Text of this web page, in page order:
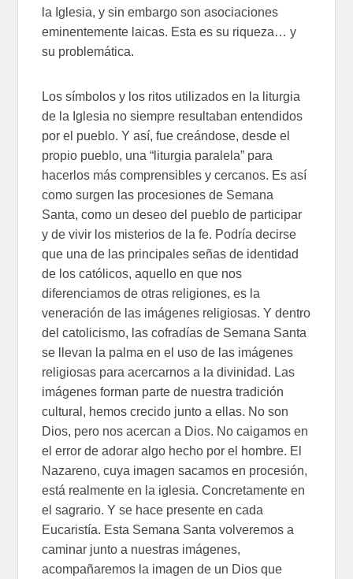
la Iglesia, y sin embargo son asociaciones
eminentemente laicas. Esta es su riqueza… y
su problemática.
Los símbolos y los ritos utilizados en la liturgia
de la Iglesia no siempre resultaban entendidos
por el pueblo. Y así, fue creándose, desde el
propio pueblo, una “liturgia paralela” para
hacerlos más comprensibles y cercanos. Es así
como surgen las procesiones de Semana
Santa, como un deseo del pueblo de participar
y de vivir los misterios de la fe. Podría decirse
que una de las principales señas de identidad
de los católicos, aquello en que nos
diferenciamos de otras religiones, es la
veneración de las imágenes religiosas. Y dentro
del catolicismo, las cofradías de Semana Santa
se llevan la palma en el uso de las imágenes
religiosas para acercarnos a la divinidad. Las
imágenes forman parte de nuestra tradición
cultural, hemos crecido junto a ellas. No son
Dios, pero nos acercan a Dios. No caigamos en
el error de adorar algo hecho por el hombre. El
Nazareno, cuya imagen sacamos en procesión,
está realmente en la iglesia. Concretamente en
el sagrario. Y se hace presente en cada
Eucaristía. Esta Semana Santa volveremos a
caminar junto a nuestras imágenes,
acompañaremos la imagen de un Dios que